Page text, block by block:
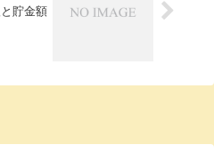
貯金額